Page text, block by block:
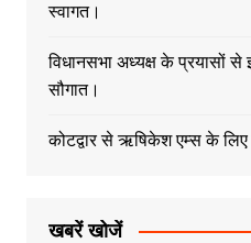
स्वागत।
विधानसभा अध्यक्ष के प्रयासों से
सौगात।
कोटद्वार से ऋषिकेश एम्स के
खबरें खोजें